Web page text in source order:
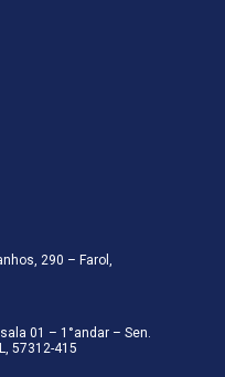
290 – Farol,
01 – 1°andar – Sen.
57312-415